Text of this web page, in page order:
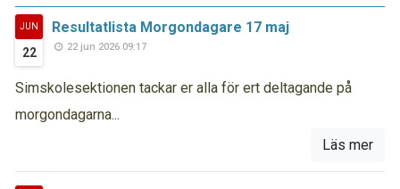
JUN
22
Resultatlista Morgondagare 17 maj
22 jun 2026 09:17
Simskolesektionen tackar er alla för ert deltagande på
morgondagarna...
Läs mer